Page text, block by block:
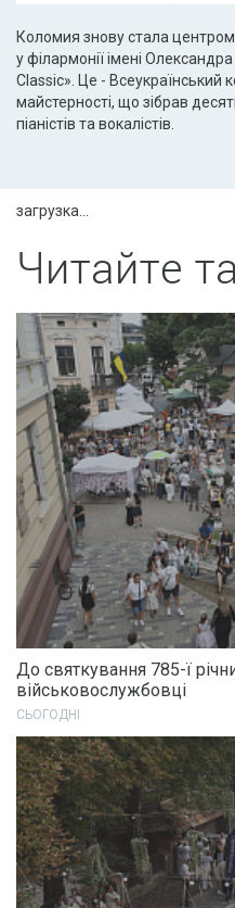
Коломия знову стала
у філармонії імені
Classic». Це - Всеукраїнський
майстерності, що зібрав
піаністів та вокалістів.
загрузка...
Читайте
До святкування 785-ї
військовослужбовці
СЬОГОДНІ